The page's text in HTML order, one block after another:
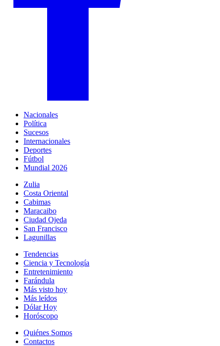
Nacionales
Política
Sucesos
Internacionales
Deportes
Fútbol
Mundial 2026
Zulia
Costa Oriental
Cabimas
Maracaibo
Ciudad Ojeda
San Francisco
Lagunillas
Tendencias
Ciencia y Tecnología
Entretenimiento
Farándula
Más visto hoy
Más leídos
Dólar Hoy
Horóscopo
Quiénes Somos
Contactos